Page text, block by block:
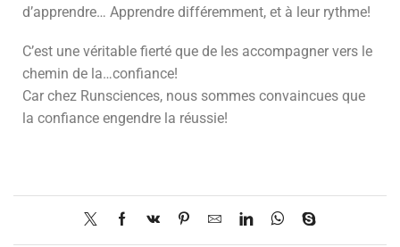
d’apprendre… Apprendre différemment, et à leur rythme!
C’est une véritable fierté que de les accompagner vers le
chemin de la…confiance!
Car chez Runsciences, nous sommes convaincues que
la confiance engendre la réussie!